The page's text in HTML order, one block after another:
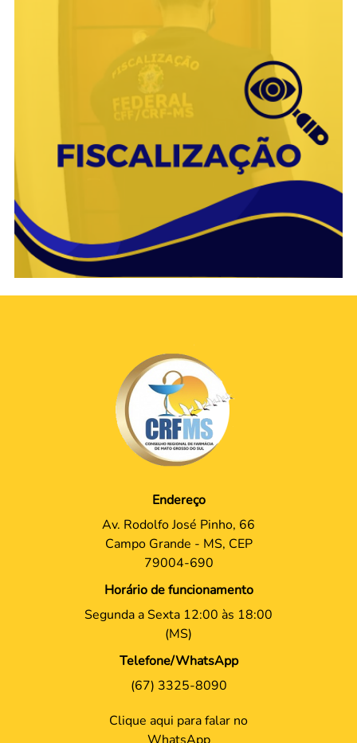
Endereço
Av. Rodolfo José Pinho, 66
Campo Grande - MS, CEP
79004-690
Horário de funcionamento
Segunda a Sexta 12:00 às 18:00
(MS)
Telefone/WhatsApp
(67) 3325-8090
Clique aqui para falar no